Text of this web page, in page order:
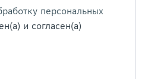
персональных
и согласен(а)